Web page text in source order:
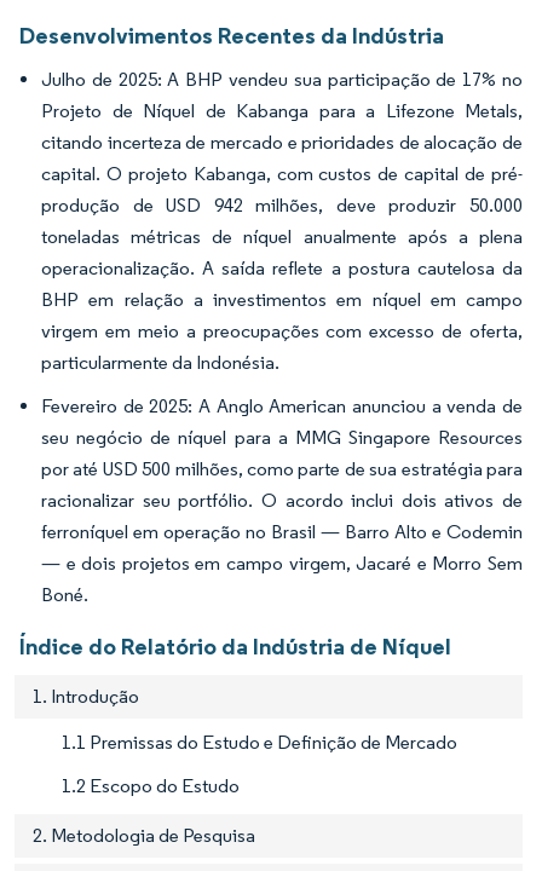
Desenvolvimentos Recentes da Indústria
Julho de 2025: A BHP vendeu sua participação de 17% no
Projeto de Níquel de Kabanga para a Lifezone Metals,
citando incerteza de mercado e prioridades de alocação de
capital. O projeto Kabanga, com custos de capital de pré-
produção de USD 942 milhões, deve produzir 50.000
toneladas métricas de níquel anualmente após a plena
operacionalização. A saída reflete a postura cautelosa da
BHP em relação a investimentos em níquel em campo
virgem em meio a preocupações com excesso de oferta,
particularmente da Indonésia.
Fevereiro de 2025: A Anglo American anunciou a venda de
seu negócio de níquel para a MMG Singapore Resources
por até USD 500 milhões, como parte de sua estratégia para
racionalizar seu portfólio. O acordo inclui dois ativos de
ferroníquel em operação no Brasil — Barro Alto e Codemin
— e dois projetos em campo virgem, Jacaré e Morro Sem
Boné.
Índice do Relatório da Indústria de Níquel
1. Introdução
1.1 Premissas do Estudo e Definição de Mercado
1.2 Escopo do Estudo
2. Metodologia de Pesquisa